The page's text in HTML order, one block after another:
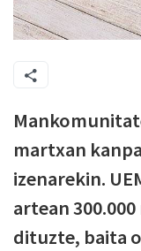
martxan
izenarekin.
artean
dituzte, baita